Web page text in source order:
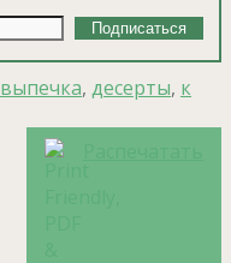
выпечка, десерты, к